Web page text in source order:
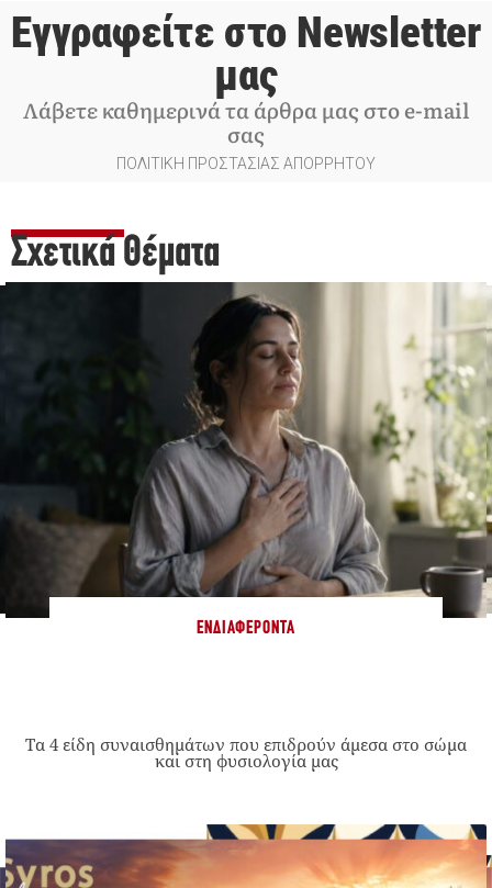
Εγγραφείτε στο Newsletter
μας
Λάβετε καθημερινά τα άρθρα μας στο e-mail
σας
ΠΟΛΙΤΙΚΗ ΠΡΟΣΤΑΣΙΑΣ ΑΠΟΡΡΗΤΟΥ
Σχετικά Θέματα
ΕΝΔΙΑΦΈΡΟΝΤΑ
Τα 4 είδη συναισθημάτων που επιδρούν άμεσα στο σώμα
και στη φυσιολογία μας